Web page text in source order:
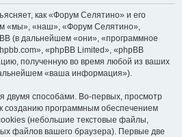
как «Форум Селятино» и его
«мы», «наш», «Форум Селятино»,
(в дальнейшем «они», «программное
«phpBB Limited», «phpBB
полученную во время любой из ваших
«ваша информация»).
двумя способами. Во-первых, просмотр
созданию программным обеспечением
(небольшие текстовые файлы,
файлов вашего браузера). Первые две